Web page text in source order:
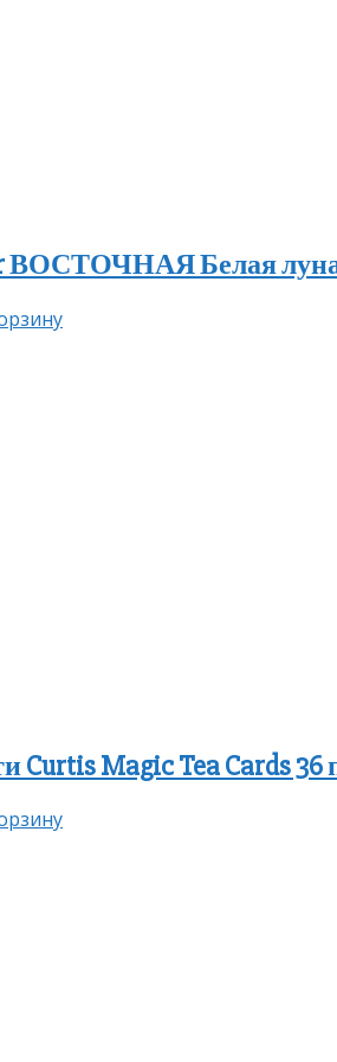
ВОСТОЧНАЯ Белая луна
Curtis Magic Tea Cards 36